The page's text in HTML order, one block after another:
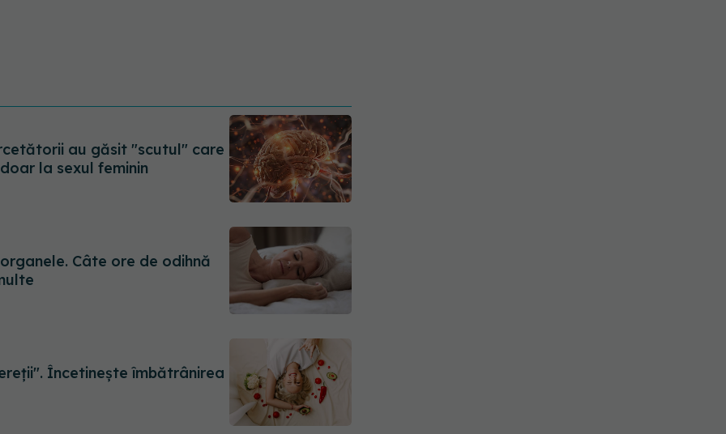
au găsit "scutul" care
la sexul feminin
Câte ore de odihnă
Încetinește îmbătrânirea